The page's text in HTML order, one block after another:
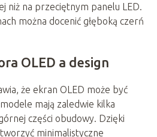
niż na przeciętnym panelu LED.
można docenić głęboką czerń
OLED a design
że ekran OLED może być
mają zaledwie kilka
części obudowy. Dzięki
minimalistyczne